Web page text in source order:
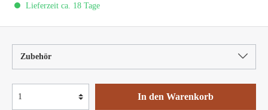
Lieferzeit ca. 18 Tage
Zubehör
In den Warenkorb